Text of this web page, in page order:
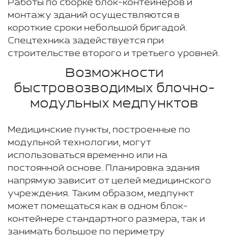
Работы по сборке блок-контейнеров и
монтажу зданий осуществляются в
короткие сроки небольшой бригадой.
Спецтехника задействуется при
строительстве второго и третьего уровней.
Возможности
быстровозводимых блочно-
модульных медпунктов
Медицинские пункты, построенные по
модульной технологии, могут
использоваться временно или на
постоянной основе. Планировка здания
напрямую зависит от целей медицинского
учреждения. Таким образом, медпункт
может помещаться как в одном блок-
контейнере стандартного размера, так и
занимать большое по периметру